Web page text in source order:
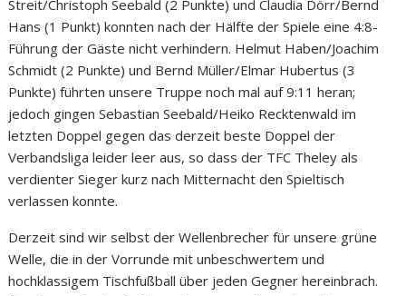
Streit/Christoph Seebald (2 Punkte) und Claudia Dörr/Bernd
Hans (1 Punkt) konnten nach der Hälfte der Spiele eine 4:8-
Führung der Gäste nicht verhindern. Helmut Haben/Joachim
Schmidt (2 Punkte) und Bernd Müller/Elmar Hubertus (3
Punkte) führten unsere Truppe noch mal auf 9:11 heran;
jedoch gingen Sebastian Seebald/Heiko Recktenwald im
letzten Doppel gegen das derzeit beste Doppel der
Verbandsliga leider leer aus, so dass der TFC Theley als
verdienter Sieger kurz nach Mitternacht den Spieltisch
verlassen konnte.
Derzeit sind wir selbst der Wellenbrecher für unsere grüne
Welle, die in der Vorrunde mit unbeschwertem und
hochklassigem Tischfußball über jeden Gegner hereinbrach.